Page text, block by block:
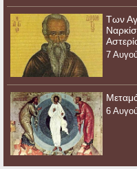
Των
7
6